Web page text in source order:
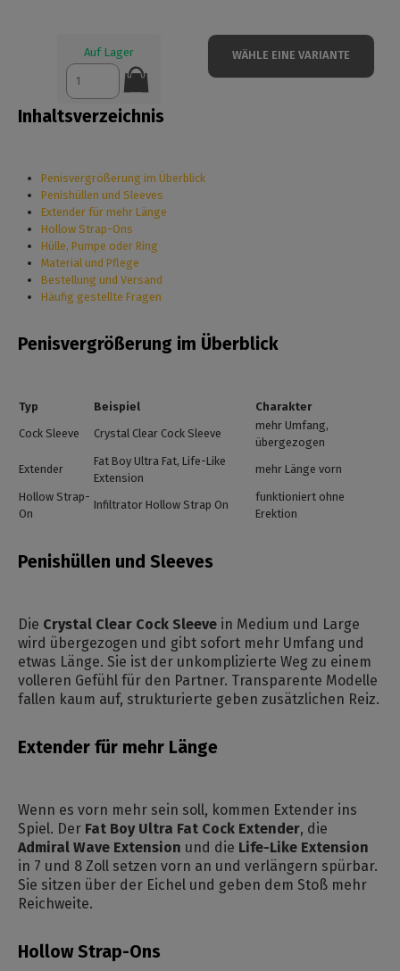
Auf Lager WÄHLE EINE VARIANTE
Inhaltsverzeichnis
Penisvergrößerung im Überblick
Penishüllen und Sleeves
Extender für mehr Länge
Hollow Strap-Ons
Hülle, Pumpe oder Ring
Material und Pflege
Bestellung und Versand
Häufig gestellte Fragen
Penisvergrößerung im Überblick
Typ Beispiel
Charakter
Cock Sleeve
Crystal Clear Cock Sleeve
mehr Umfang,
übergezogen
Extender
Fat Boy Ultra Fat, Life-Like
Extension
mehr Länge vorn
Hollow Strap-
On
Infiltrator Hollow Strap On
funktioniert ohne
Erektion
Penishüllen und Sleeves
Die Crystal Clear Cock Sleeve in Medium und Large
wird übergezogen und gibt sofort mehr Umfang und
etwas Länge. Sie ist der unkomplizierte Weg zu einem
volleren Gefühl für den Partner. Transparente Modelle
fallen kaum auf, strukturierte geben zusätzlichen Reiz.
Extender für mehr Länge
Wenn es vorn mehr sein soll, kommen Extender ins
Spiel. Der Fat Boy Ultra Fat Cock Extender, die
Admiral Wave Extension und die Life-Like Extension
in 7 und 8 Zoll setzen vorn an und verlängern spürbar.
Sie sitzen über der Eichel und geben dem Stoß mehr
Reichweite.
Hollow Strap-Ons